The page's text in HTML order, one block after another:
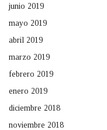
junio 2019
mayo 2019
abril 2019
marzo 2019
febrero 2019
enero 2019
diciembre 2018
noviembre 2018